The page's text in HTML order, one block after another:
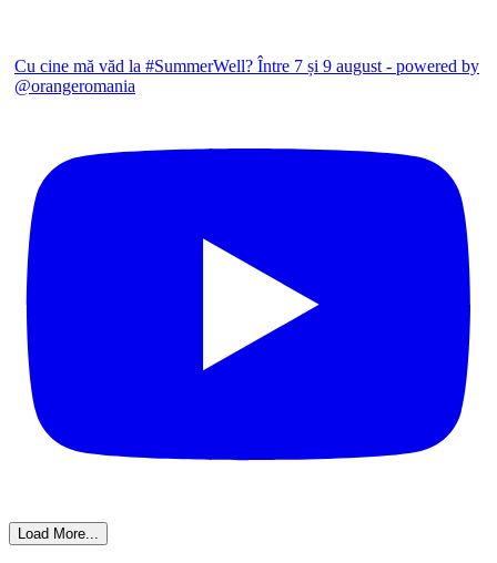
Cu cine mă văd la #SummerWell? Între 7 și 9 august - powered by
@orangeromania
Load More...